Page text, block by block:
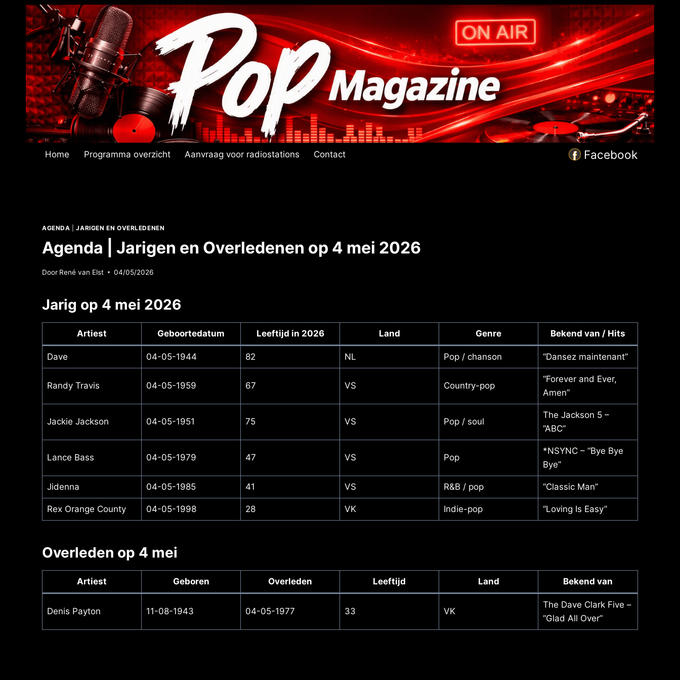
Doorgaan
inhoud
Home Programma overzicht Aanvraag voor radiostations Contact Facebook
AGENDA |JARIGEN EN OVERLEDENEN
Agenda | Jarigen en Overledenen op 4 mei 2026
Door René van Elst 04/05/2026
Jarig op 4 mei 2026
Artiest Geboortedatum Leeftijd in 2026 Land Genre Bekend van / Hits
Dave 04-05-1944 82 NL Pop / chanson “Dansez maintenant”
Randy Travis 04-05-1959 67 VS Country-pop
“Forever and Ever,
Amen”
Jackie Jackson 04-05-1951 75 VS Pop / soul
The Jackson 5 –
“ABC”
Lance Bass 04-05-1979 47 VS Pop
*NSYNC – “Bye Bye
Bye”
Jidenna 04-05-1985 41 VS R&B / pop “Classic Man”
Rex Orange County 04-05-1998 28 VK Indie-pop “Loving Is Easy”
Overleden op 4 mei
Artiest Geboren Overleden Leeftijd Land Bekend van
Denis Payton 11-08-1943 04-05-1977 33 VK
The Dave Clark Five –
“Glad All Over”